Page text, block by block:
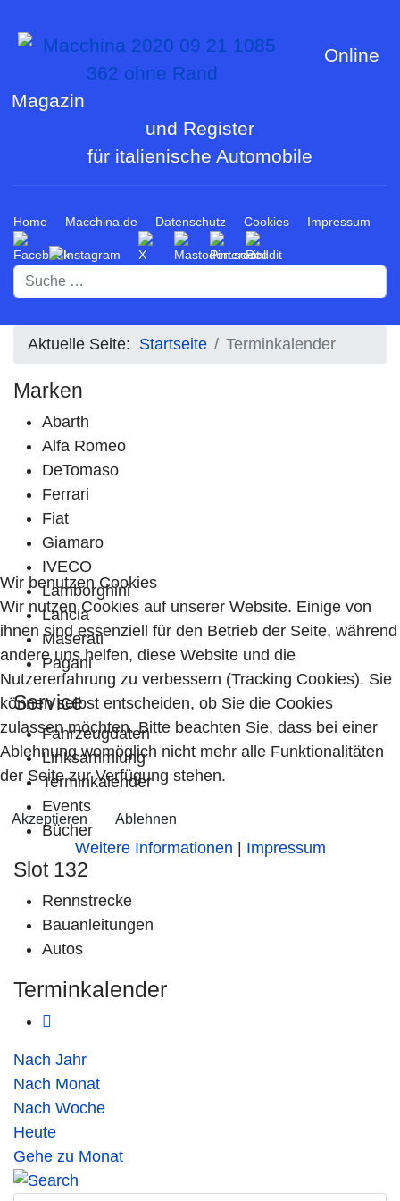
Online
Magazin
und Register
für italienische Automobile
Home Macchina.de Datenschutz Cookies Impressum
Suchen
Aktuelle Seite: Startseite Terminkalender
Marken
Abarth
Alfa Romeo
DeTomaso
Ferrari
Fiat
Giamaro
IVECO
Lamborghini
Lancia
Maserati
Pagani
Service
Fahrzeugdaten
Linksammlung
Terminkalender
Events
Bücher
Slot 132
Rennstrecke
Bauanleitungen
Autos
Terminkalender
Nach Jahr
Nach Monat
Nach Woche
Heute
Gehe zu Monat
Wir benutzen Cookies
Wir nutzen Cookies auf unserer Website. Einige von
ihnen sind essenziell für den Betrieb der Seite, während
andere uns helfen, diese Website und die
Nutzererfahrung zu verbessern (Tracking Cookies). Sie
können selbst entscheiden, ob Sie die Cookies
zulassen möchten. Bitte beachten Sie, dass bei einer
Ablehnung womöglich nicht mehr alle Funktionalitäten
der Seite zur Verfügung stehen.
Akzeptieren Ablehnen
Weitere Informationen | Impressum